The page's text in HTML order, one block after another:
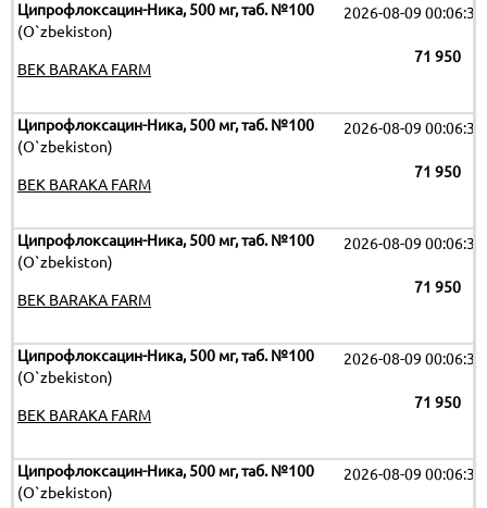
Ципрофлоксацин-Ника, 500 мг, таб. №100
(O`zbekiston)
2026-08-09 00:06:32
71 950
BEK BARAKA FARM
Ципрофлоксацин-Ника, 500 мг, таб. №100
(O`zbekiston)
2026-08-09 00:06:32
71 950
BEK BARAKA FARM
Ципрофлоксацин-Ника, 500 мг, таб. №100
(O`zbekiston)
2026-08-09 00:06:32
71 950
BEK BARAKA FARM
Ципрофлоксацин-Ника, 500 мг, таб. №100
(O`zbekiston)
2026-08-09 00:06:32
71 950
BEK BARAKA FARM
Ципрофлоксацин-Ника, 500 мг, таб. №100
(O`zbekiston)
2026-08-09 00:06:32